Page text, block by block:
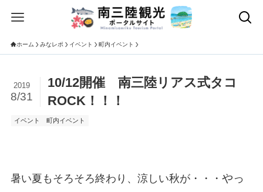
ホーム みなレポ イベント 町内イベント
10/12開催 南三陸リアス式タコ
ROCK！！！
2019
8/31
イベント 町内イベント
暑い夏もそろそろ終わり、涼しい秋が・・・ やっ